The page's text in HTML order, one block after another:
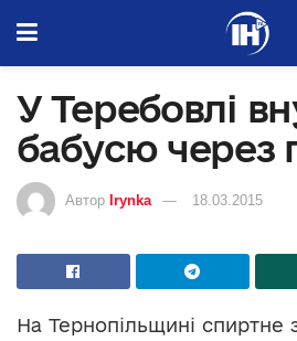
У Теребовлі
бабусю через
Автор Irynka 18.03.2015
На Тернопільщині спиртне